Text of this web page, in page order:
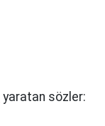
yaratan sözler: